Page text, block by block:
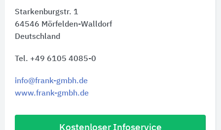
Starkenburgstr. 1
64546 Mörfelden-Walldorf
Deutschland
Tel. +49 6105 4085-0
info@frank-gmbh.de
www.frank-gmbh.de
Kostenloser Infoservice